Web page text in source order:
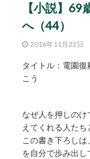
【小説】
へ（44）
2016年11月22日
タイトル：電園
こう
なぜ人を押しの
えてくれる人た
この書き下ろし
を自分で歩み出